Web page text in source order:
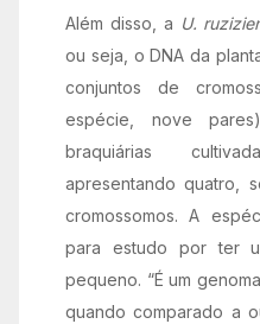
Além disso, a U.
ou seja, o DNA da
conjuntos de
espécie, nove
braquiárias
apresentando quatro,
cromossomos. A
para estudo por ter
pequeno. “É um
quando comparado a